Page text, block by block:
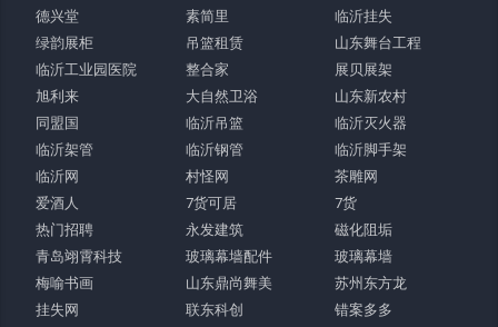
德兴堂
素简里
临沂挂失
绿韵展柜
吊篮租赁
山东舞台工程
临沂工业园医院
整合家
展贝展架
旭利来
大自然卫浴
山东新农村
同盟国
临沂吊篮
临沂灭火器
临沂架管
临沂钢管
临沂脚手架
临沂网
村怪网
茶雕网
爱酒人
7货可居
7货
热门招聘
永发建筑
磁化阻垢
青岛翊霄科技
玻璃幕墙配件
玻璃幕墙
梅喻书画
山东鼎尚舞美
苏州东方龙
挂失网
联东科创
错案多多